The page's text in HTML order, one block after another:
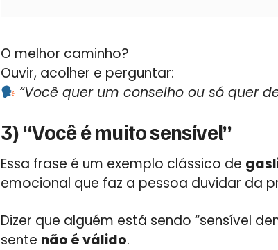
O melhor caminho?
Ouvir, acolher e perguntar:
“Você quer um conselho ou só quer
3) “Você é muito sensível”
Essa frase é um exemplo clássico de
emocional que faz a pessoa duvidar da
Dizer que alguém está sendo “sensível
sente não é válido.